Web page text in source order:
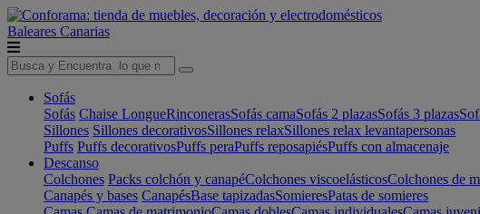
Baleares Canarias
Sofás
Sofás Chaise LongueRinconerasSofás camaSofás 2 plazasSofás 3 plazas
Sillones Sillones decorativosSillones relaxSillones relax levantapersonas
Puffs Puffs decorativosPuffs peraPuffs reposapiésPuffs con almacenaje
Descanso
Colchones Packs colchón y canapéColchones viscoelásticosColchones de
Canapés y bases CanapésBase tapizadasSomieresPatas de somieres